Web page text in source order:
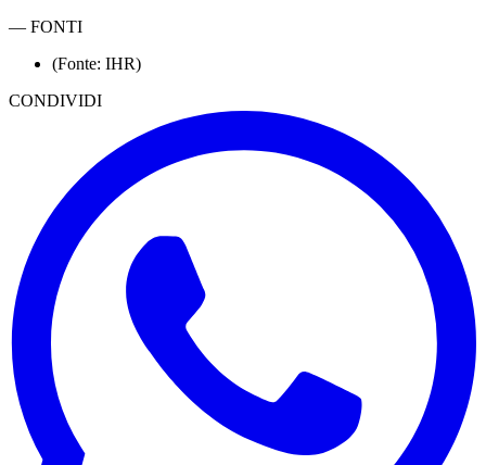
— FONTI
(Fonte: IHR)
CONDIVIDI